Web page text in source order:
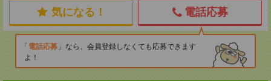
気になる！ 電話応募
電話応募
なら、会員登録しなくても応募できます
よ！